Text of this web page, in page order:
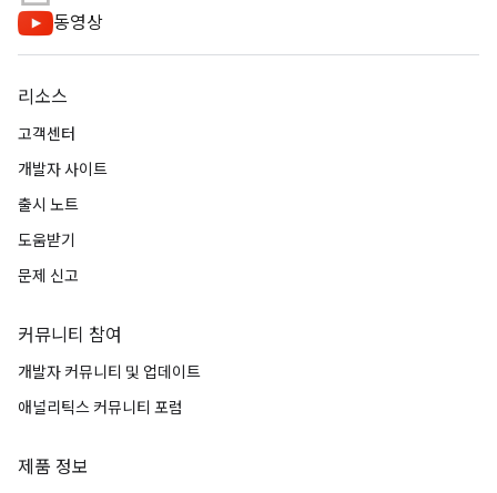
동영상
리소스
고객센터
개발자 사이트
출시 노트
도움받기
문제 신고
커뮤니티 참여
개발자 커뮤니티 및 업데이트
애널리틱스 커뮤니티 포럼
제품 정보